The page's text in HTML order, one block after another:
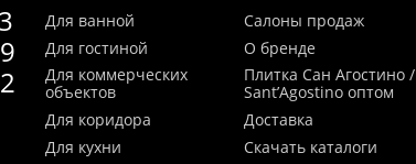
Для ванной
Для гостиной
Для коммерческих
объектов
Для коридора
Для кухни
Салоны продаж
О бренде
Плитка Сан Агостино /
Sant’Agostino оптом
Доставка
Скачать каталоги